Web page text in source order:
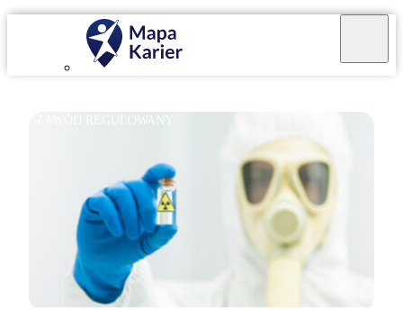
ZAWÓD REGULOWANY